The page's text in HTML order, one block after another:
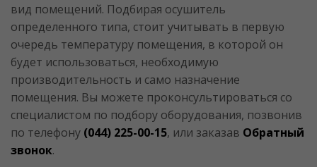
вид помещений. Подбирая осушитель
определенного типа, стоит учитывать в первую
очередь температуру помещения, в которой он
будет использоваться, необходимую
производительность и само назначение
помещения. Вы можете проконсультироваться со
специалистом по подбору оборудования, позвонив
по телефону (044) 225-00-15, или заказав Обратный
звонок.